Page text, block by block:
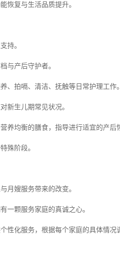
恢复与生活品质提升。
持。
与产后守护者。
、拍嗝、清洁、抚触等日常护理工作
新生儿期常见状况。
养均衡的膳食，指导进行适宜的产
殊阶段。
月嫂服务带来的改变。
一颗服务家庭的真诚之心。
性化服务，根据每个家庭的具体情